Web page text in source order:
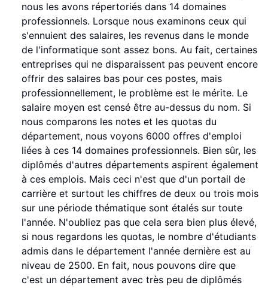
nous les avons répertoriés dans 14 domaines
professionnels. Lorsque nous examinons ceux qui
s'ennuient des salaires, les revenus dans le monde
de l'informatique sont assez bons. Au fait, certaines
entreprises qui ne disparaissent pas peuvent encore
offrir des salaires bas pour ces postes, mais
professionnellement, le problème est le mérite. Le
salaire moyen est censé être au-dessus du nom. Si
nous comparons les notes et les quotas du
département, nous voyons 6000 offres d'emploi
liées à ces 14 domaines professionnels. Bien sûr, les
diplômés d'autres départements aspirent également
à ces emplois. Mais ceci n'est que d'un portail de
carrière et surtout les chiffres de deux ou trois mois
sur une période thématique sont étalés sur toute
l'année. N'oubliez pas que cela sera bien plus élevé,
si nous regardons les quotas, le nombre d'étudiants
admis dans le département l'année dernière est au
niveau de 2500. En fait, nous pouvons dire que
c'est un département avec très peu de diplômés